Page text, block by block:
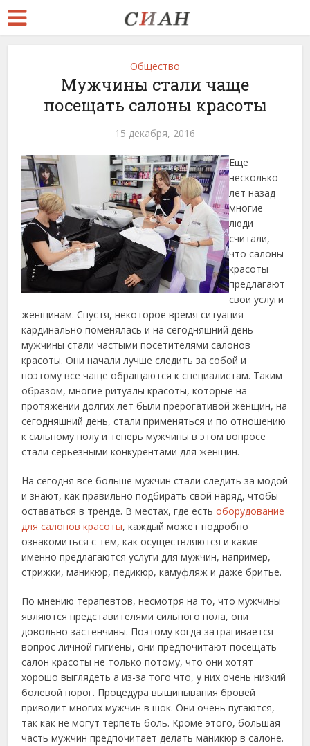
Общество
Мужчины стали чаще
посещать салоны красоты
15 декабря, 2016
Еще
несколько
лет назад
многие
люди
считали,
что салоны
красоты
предлагают
свои услуги
женщинам. Спустя, некоторое время ситуация
кардинально поменялась и на сегодняшний день
мужчины стали частыми посетителями салонов
красоты. Они начали лучше следить за собой и
поэтому все чаще обращаются к специалистам. Таким
образом, многие ритуалы красоты, которые на
протяжении долгих лет были прерогативой женщин, на
сегодняшний день, стали применяться и по отношению
к сильному полу и теперь мужчины в этом вопросе
стали серьезными конкурентами для женщин.
На сегодня все больше мужчин стали следить за модой
и знают, как правильно подбирать свой наряд, чтобы
оставаться в тренде. В местах, где естьоборудование
для салонов красоты, каждый может подробно
ознакомиться с тем, как осуществляются и какие
именно предлагаются услуги для мужчин, например,
стрижки, маникюр, педикюр, камуфляж и даже бритье.
По мнению терапевтов, несмотря на то, что мужчины
являются представителями сильного пола, они
довольно застенчивы. Поэтому когда затрагивается
вопрос личной гигиены, они предпочитают посещать
салон красоты не только потому, что они хотят
хорошо выглядеть а из-за того что, у них очень низкий
болевой порог. Процедура выщипывания бровей
приводит многих мужчин в шок. Они очень пугаются,
так как не могут терпеть боль. Кроме этого, большая
часть мужчин предпочитает делать маникюр в салоне.